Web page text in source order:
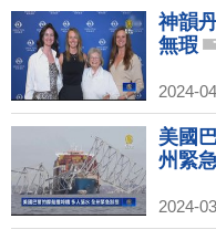
神韻
無瑕
2024-
美國
州緊
2024-